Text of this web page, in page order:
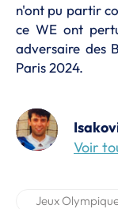
n'ont pu partir
ce WE ont
adversaire des
Paris 2024.
Voir
Jeux